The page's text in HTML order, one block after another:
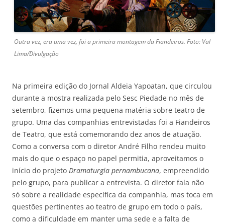
Outra vez, era uma vez, foi a primeira montagem da Fiandeiros. Foto: Val
Lima/Divulgação
Na primeira edição do Jornal Aldeia Yapoatan, que circulou
durante a mostra realizada pelo Sesc Piedade no mês de
setembro, fizemos uma pequena matéria sobre teatro de
grupo. Uma das companhias entrevistadas foi a Fiandeiros
de Teatro, que está comemorando dez anos de atuação.
Como a conversa com o diretor André Filho rendeu muito
mais do que o espaço no papel permitia, aproveitamos o
início do projeto Dramaturgia pernambucana, empreendido
pelo grupo, para publicar a entrevista. O diretor fala não
só sobre a realidade específica da companhia, mas toca em
questões pertinentes ao teatro de grupo em todo o país,
como a dificuldade em manter uma sede e a falta de